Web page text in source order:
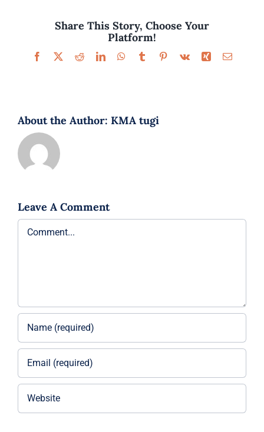
Share This Story, Choose Your
Platform!
Facebook
X RedditLinkedInWhatsApp
TumblrPinterest
Vk Xing Email
About the Author: KMA tugi
Leave A Comment
Comment